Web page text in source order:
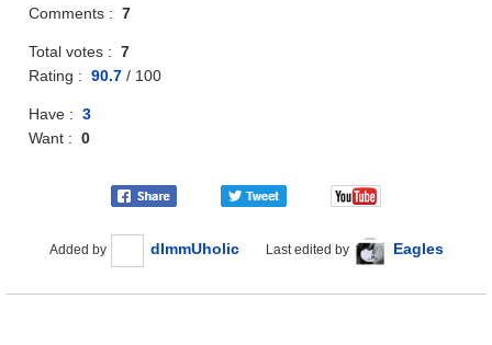
Comments :7
Total votes :7
Rating :90.7 / 100
Have :3
Want :0
Added by dImmUholic Last edited by Eagles